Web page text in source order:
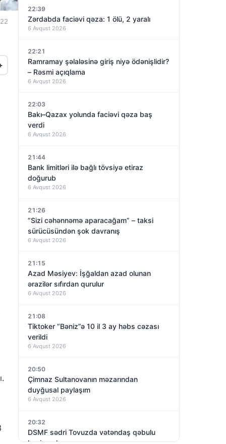
22:39
Zərdabda faciəvi qəza: 1 ölü, 2 yaralı
6 Avqust 2026
22:21
Ramramay şəlaləsinə giriş niyə ödənişlidir?
– Rəsmi açıqlama
6 Avqust 2026
22:03
Bakı–Qazax yolunda faciəvi qəza baş
verdi
6 Avqust 2026
21:44
Bank limitləri ilə bağlı tövsiyə etiraz
doğurub
6 Avqust 2026
21:26
“Sizi cəhənnəmə aparacağam” – taksi
sürücüsündən şok davranış
6 Avqust 2026
21:15
Azad Məsiyev: İşğaldan azad olunan
ərazilər sıfırdan qurulur
6 Avqust 2026
21:08
Tiktoker “Bəniz”ə 10 il 3 ay həbs cəzası
verildi
6 Avqust 2026
20:50
Çimnaz Sultanovanın məzarından
duyğusal paylaşım
6 Avqust 2026
20:32
DSMF sədri Tovuzda vətəndaş qəbulu